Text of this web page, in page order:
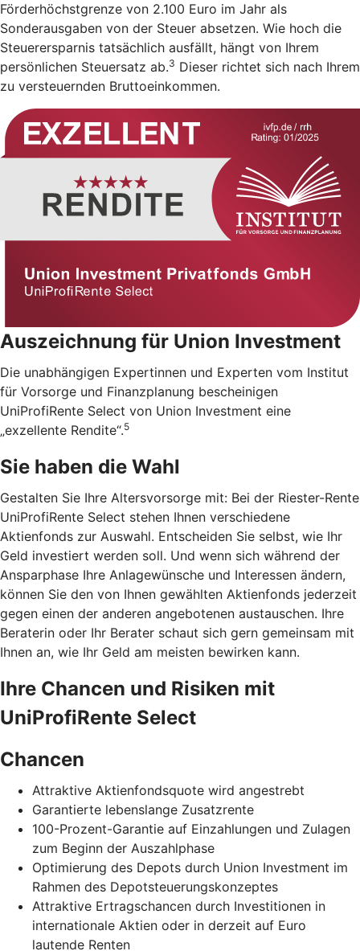
Förderhöchstgrenze von 2.100 Euro im Jahr als
Sonderausgaben von der Steuer absetzen. Wie hoch die
Steuerersparnis tatsächlich ausfällt, hängt von Ihrem
persönlichen Steuersatz ab.3 Dieser richtet sich nach Ihrem
zu versteuernden Bruttoeinkommen.
Auszeichnung für Union Investment
Die unabhängigen Expertinnen und Experten vom Institut
für Vorsorge und Finanzplanung bescheinigen
UniProfiRente Select von Union Investment eine
„exzellente Rendite“.5
Sie haben die Wahl
Gestalten Sie Ihre Altersvorsorge mit: Bei der Riester-Rente
UniProfiRente Select stehen Ihnen verschiedene
Aktienfonds zur Auswahl. Entscheiden Sie selbst, wie Ihr
Geld investiert werden soll. Und wenn sich während der
Ansparphase Ihre Anlagewünsche und Interessen ändern,
können Sie den von Ihnen gewählten Aktienfonds jederzeit
gegen einen der anderen angebotenen austauschen. Ihre
Beraterin oder Ihr Berater schaut sich gern gemeinsam mit
Ihnen an, wie Ihr Geld am meisten bewirken kann.
Ihre Chancen und Risiken mit
UniProfiRente Select
Chancen
Attraktive Aktienfondsquote wird angestrebt
Garantierte lebenslange Zusatzrente
100-Prozent-Garantie auf Einzahlungen und Zulagen
zum Beginn der Auszahlphase
Optimierung des Depots durch Union Investment im
Rahmen des Depotsteuerungskonzeptes
Attraktive Ertragschancen durch Investitionen in
internationale Aktien oder in derzeit auf Euro
lautende Renten